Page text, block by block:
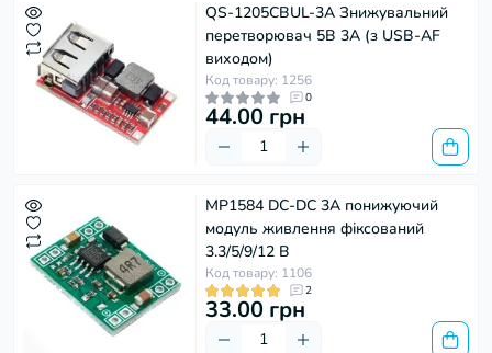
QS-1205CBUL-3A Знижувальний
перетворювач 5В 3А (з USB-AF
виходом)
Код товару: 1256
0
44.00 грн
MP1584 DC-DC 3A понижуючий
модуль живлення фіксований
3.3/5/9/12 В
Код товару: 1106
2
33.00 грн